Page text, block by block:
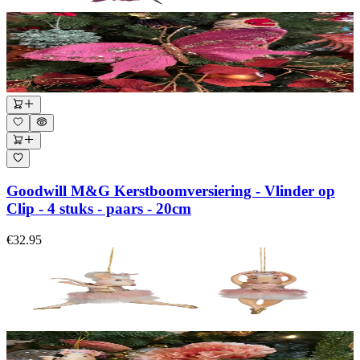
Goodwill M&G Kerstboomversiering - Vlinder op
Clip - 4 stuks - paars - 20cm
€32.95